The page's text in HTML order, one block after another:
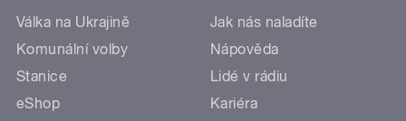
Válka na Ukrajině
Komunální volby
Stanice
eShop
Jak nás naladíte
Nápověda
Lidé v rádiu
Kariéra